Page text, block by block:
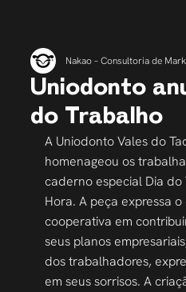
Uniodonto
do Trabalho
Nakao – Consultoria de
A Uniodonto Vales do
homenageou os
caderno especial Dia
Hora. A peça expressa
cooperativa em
seus planos
dos trabalhadores,
em seus sorrisos. A